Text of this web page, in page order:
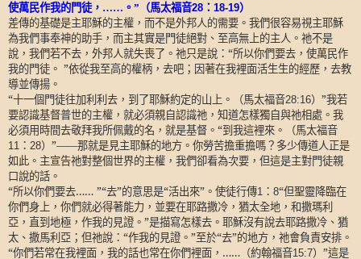
使萬民作我的門徒，……。”（馬太福音28 ： 18-19）
差傳的基礎是主耶穌的主權，而不是外邦人的需要。我們很容易視主耶穌
為我們事奉神的助手，而主其實是門徒絕對、至高無上的主人。祂不是
說，我們若不去，外邦人就失喪了。祂只是說：“所以你們要去，使萬民作
我的門徒。 ”依從我至高的權柄，去吧；因著在我裡面活生生的經歷，去教
導並傳揚。
“十一個門徒往加利利去，到了耶穌約定的山上。（馬太福音28:16）”我若
要認識基督普世的主權，就必須親自認識祂，知道怎樣獨自與祂相處。我
必須用時間去敬拜我所佩戴的名，就是基督。“到我這裡來。（馬太福音
11 ： 28）”——那就是見主耶穌的地方。你勞苦擔重擔嗎？多少傳道人正是
如此。主宣告祂對整個世界的主權，我們卻看為次要，但這是主對門徒親
口說的話。
“所以你們要去…… ”“去”的意思是“活出來”。使徒行傳1 ： 8“但聖靈降臨在
你們身上，你們就必得著能力，並要在耶路撒冷，猶太全地，和撒瑪利
亞，直到地極，作我的見證。”是描寫怎樣去。耶穌沒有說去耶路撒冷、猶
太、撒馬利亞；但祂說：“作我的見證。”至於“去”的地方，祂會負責安排。
“你們若常在我裡面，我的話也常在你們裡面，……（約翰福音15:7）”這是